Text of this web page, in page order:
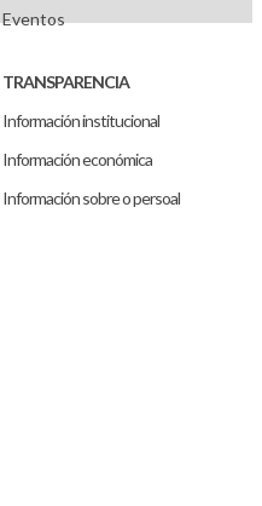
Eventos
TRANSPARENCIA
Información institucional
Información económica
Información sobre o persoal